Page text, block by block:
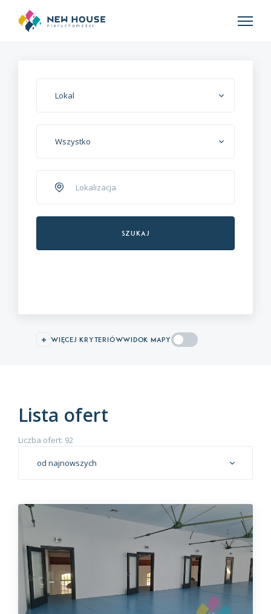
Lokal
Wszystko
Szukaj
więcej kryteriówWIDOK MAPY
Lista ofert
Liczba ofert: 92
od najnowszych